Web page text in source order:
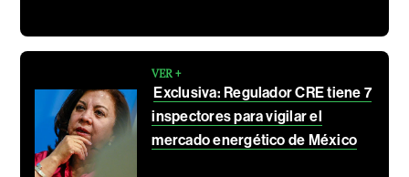
VER +
Exclusiva: Regulador CRE tiene 7
inspectores para vigilar el
mercado energético de México